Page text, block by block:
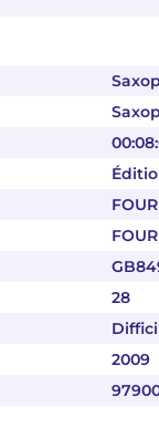
28
2009